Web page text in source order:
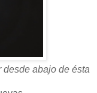
desde abajo de ésta